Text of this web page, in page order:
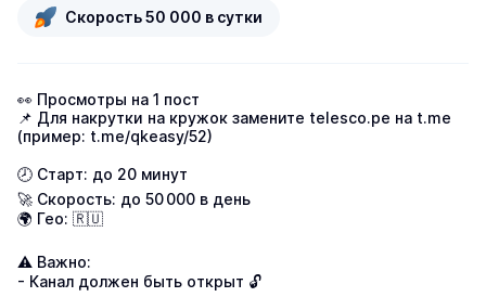
Скорость 50 000 в сутки
👀 Просмотры на 1 пост
📌 Для накрутки на кружок замените telesco.pe на t.me
(пример: t.me/qkeasy/52)
🕗 Старт: до 20 минут
🚀 Скорость: до 50 000 в день
🌍 Гео: 🇷🇺
⚠️ Важно:
- Канал должен быть открыт 🔓